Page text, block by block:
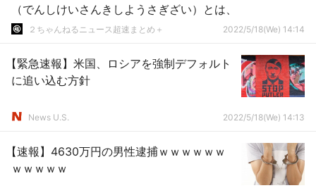
（でんしけいさんきしようさぎざい）とは、
２ちゃんねるニュース超速まとめ＋ 2022/5/18(We) 14:14
【緊急速報】米国、ロシアを強制デフォルト
に追い込む方針
News U.S. 2022/5/18(We) 14:13
【速報】4630万円の男性逮捕ｗｗｗｗｗｗ
ｗｗｗｗｗ